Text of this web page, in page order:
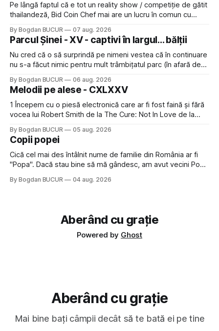
Pe lângă faptul că e tot un reality show / competiție de gătit
thailandeză, Bid Coin Chef mai are un lucru în comun cu
lăsat rece la prima vedere, după care m-a făcut să mă
îndrăgostesc de el. Nu mi-a plăcut faptul
By Bogdan BUCUR 07 aug. 2026
Parcul Șinei - XV - captivi în largul... bălții
Nu cred că o să surprindă pe nimeni vestea că în continuare
nu s-a făcut nimic pentru mult trâmbițatul parc (în afară de
timp pui și latră prin gard la lumea care trece prin zonă). Am
avut, în schimb, o belea
By Bogdan BUCUR 06 aug. 2026
Melodii pe alese - CXLXXV
1 Începem cu o piesă electronică care ar fi fost faină și fără
vocea lui Robert Smith de la The Cure: Not In Love de la
a dovedit că jumătatea masculină a acelui duo era cam
dubioasă...) 2. Băgăm la
By Bogdan BUCUR 05 aug. 2026
Copii popei
Cică cel mai des întâlnit nume de familie din România ar fi
"Popa". Dacă stau bine să mă gândesc, am avut vecini Popa
Dexonline spune de etimologia termenului de popă că ar
By Bogdan BUCUR 04 aug. 2026
Aberând cu grație
Powered by Ghost
Aberând cu grație
Mai bine bați câmpii decât să te bată ei pe tine